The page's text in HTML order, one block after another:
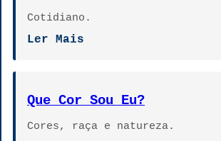
Cotidiano.
Ler Mais
Que Cor Sou Eu?
Cores, raça e natureza.